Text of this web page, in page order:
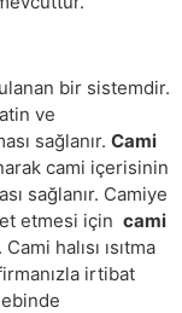
bir sistemdir.
ve
sağlanır. Cami
cami içerisinin
sağlanır. Camiye
etmesi için cami
halısı ısıtma
irtibat